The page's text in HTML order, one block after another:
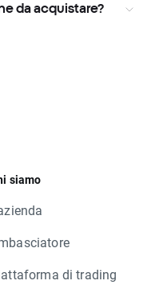
da acquistare?
siamo
di trading